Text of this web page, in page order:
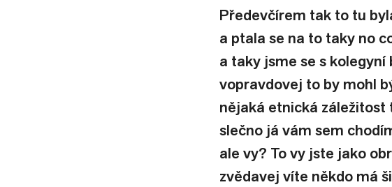
Předevčírem tak to tu
a ptala se na to taky no
a taky jsme se s
vopravdovej to by mohl
nějaká etnická záležitost
slečno já vám sem
ale vy? To vy jste jako
zvědavej víte někdo má